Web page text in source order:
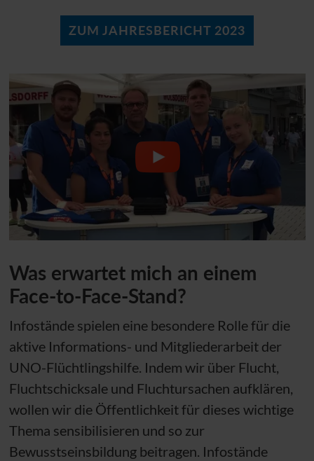
ZUM JAHRESBERICHT 2023
Was erwartet mich an einem
Face-to-Face-Stand?
Infostände spielen eine besondere Rolle für die
aktive Informations- und Mitgliederarbeit der
UNO-Flüchtlingshilfe. Indem wir über Flucht,
Fluchtschicksale und Fluchtursachen aufklären,
wollen wir die Öffentlichkeit für dieses wichtige
Thema sensibilisieren und so zur
Bewusstseinsbildung beitragen. Infostände